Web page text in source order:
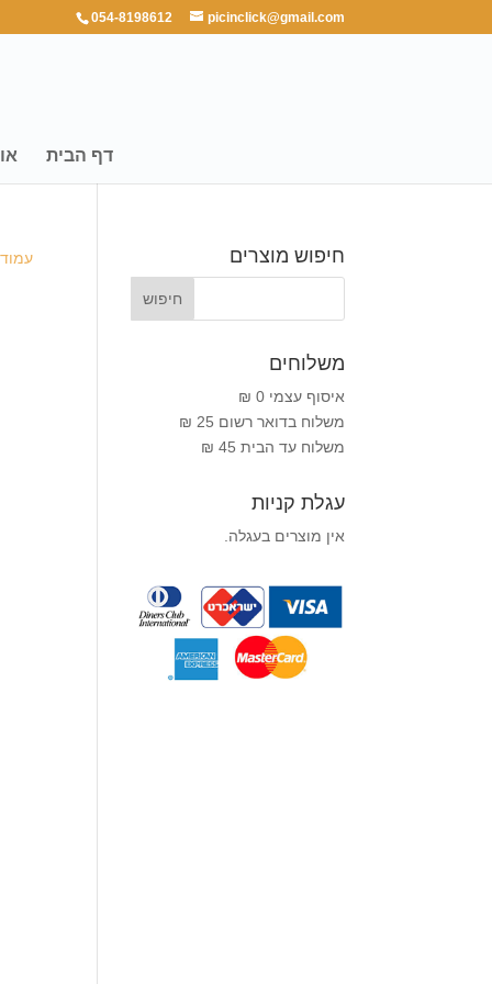
054-8198612 picinclick@gmail.com
דף הבית
חיפוש מוצרים
משלוחים
איסוף עצמי 0 ₪
משלוח בדואר רשום 25 ₪
משלוח עד הבית 45 ₪
עגלת קניות
אין מוצרים בעגלה.